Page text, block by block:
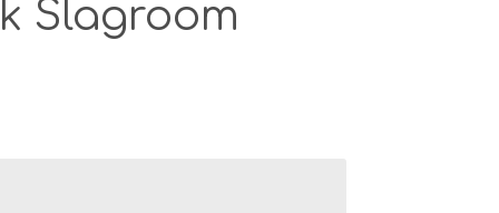
Slagroom